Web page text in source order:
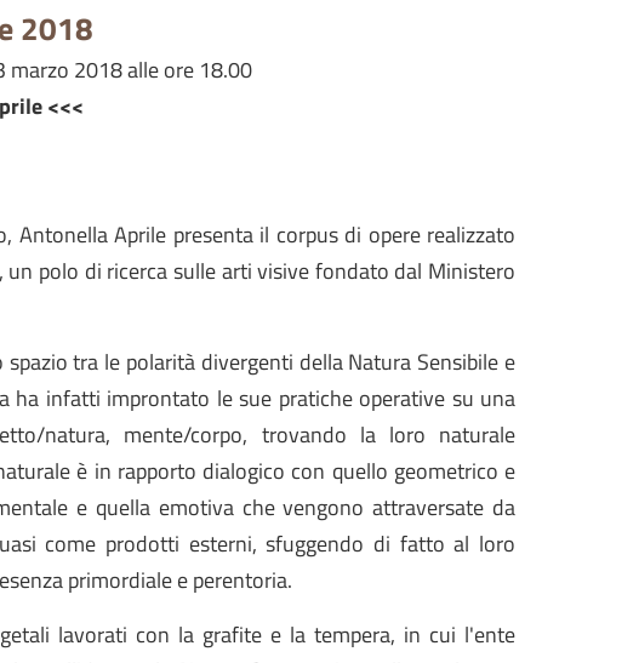
2018
marzo 2018 alle ore 18.00
<<<
Aprile presenta il corpus di opere realizzato
polo di ricerca sulle arti visive fondato dal Ministero
tra le polarità divergenti della Natura Sensibile e
ha infatti improntato le sue pratiche operative su una
natura, mente/corpo, trovando la loro naturale
è in rapporto dialogico con quello geometrico e
e quella emotiva che vengono attraversate da
come prodotti esterni, sfuggendo di fatto al loro
primordiale e perentoria.
lavorati con la grafite e la tempera, in cui l'ente